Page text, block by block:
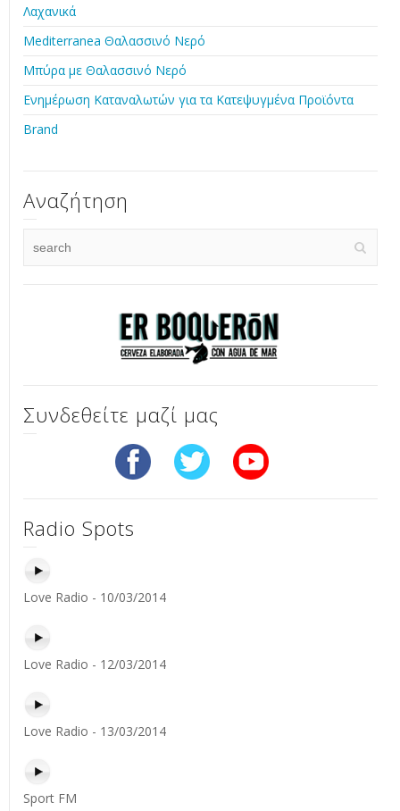
Λαχανικά
Mediterranea Θαλασσινό Νερό
Μπύρα με Θαλασσινό Νερό
Ενημέρωση Καταναλωτών για τα Κατεψυγμένα Προϊόντα
Brand
Αναζήτηση
Συνδεθείτε μαζί μας
Radio Spots
Love Radio - 10/03/2014
Love Radio - 12/03/2014
Love Radio - 13/03/2014
Sport FM